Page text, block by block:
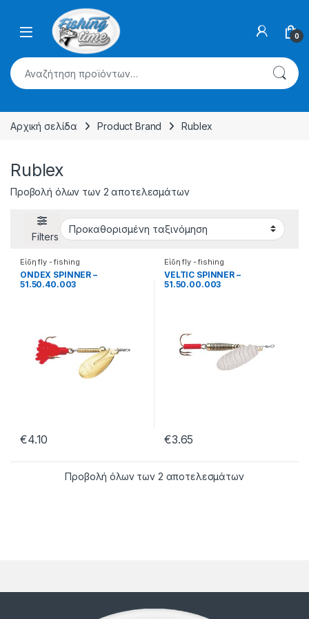
Skip to navigation
0
Αναζήτηση για:
Αρχική σελίδα Product Brand Rublex
Rublex
Προβολή όλων των 2 αποτελεσμάτων
Filters
Είδη fly - fishing
ONDEX SPINNER –
51.50.40.003
€4.10
Είδη fly - fishing
VELTIC SPINNER –
51.50.00.003
€3.65
Προβολή όλων των 2 αποτελεσμάτων